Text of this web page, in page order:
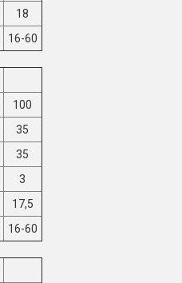
18
16-60
100
35
35
3
17,5
16-60